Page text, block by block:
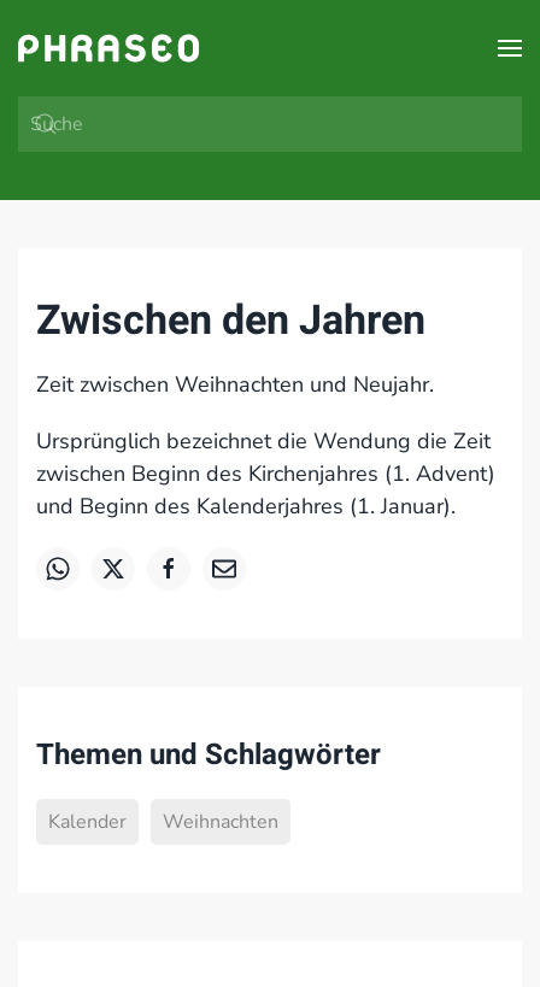
Zum Hauptinhalt springen
Zwischen den Jahren
Zeit zwischen Weihnachten und Neujahr.
Ursprünglich bezeichnet die Wendung die Zeit
zwischen Beginn des Kirchenjahres (1. Advent)
und Beginn des Kalenderjahres (1. Januar).
Themen und Schlagwörter
Kalender Weihnachten